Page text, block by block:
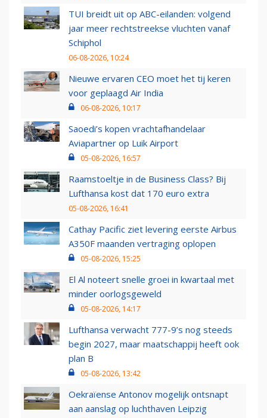
TUI breidt uit op ABC-eilanden: volgend
jaar meer rechtstreekse vluchten vanaf
Schiphol
06-08-2026, 10:24
Nieuwe ervaren CEO moet het tij keren
voor geplaagd Air India
06-08-2026, 10:17
Saoedi’s kopen vrachtafhandelaar
Aviapartner op Luik Airport
05-08-2026, 16:57
Raamstoeltje in de Business Class? Bij
Lufthansa kost dat 170 euro extra
05-08-2026, 16:41
Cathay Pacific ziet levering eerste Airbus
A350F maanden vertraging oplopen
05-08-2026, 15:25
El Al noteert snelle groei in kwartaal met
minder oorlogsgeweld
05-08-2026, 14:17
Lufthansa verwacht 777-9’s nog steeds
begin 2027, maar maatschappij heeft ook
plan B
05-08-2026, 13:42
Oekraïense Antonov mogelijk ontsnapt
aan aanslag op luchthaven Leipzig